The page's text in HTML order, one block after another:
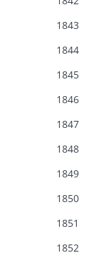
1843
1844
1845
1846
1847
1848
1849
1850
1851
1852